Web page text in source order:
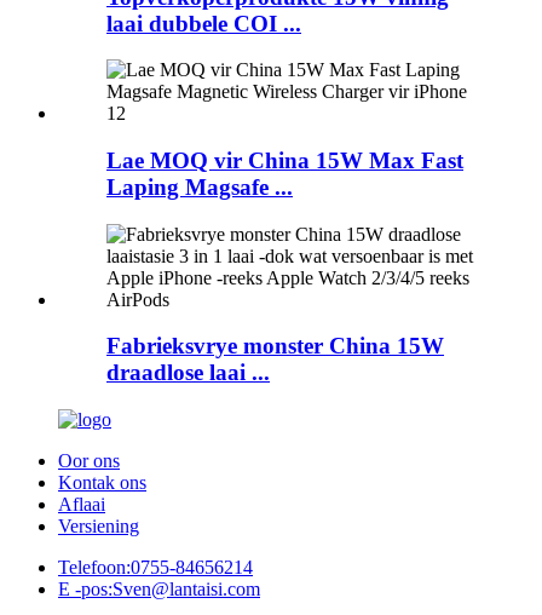
laai dubbele COI ...
Lae MOQ vir China 15W Max Fast
Laping Magsafe ...
Fabrieksvrye monster China 15W
draadlose laai ...
Oor ons
Kontak ons
Aflaai
Versiening
Telefoon:0755-84656214
E -pos:Sven@lantaisi.com